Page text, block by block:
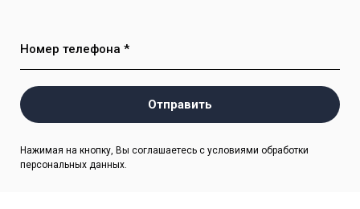
Номер телефона *
Отправить
Нажимая на кнопку, Вы соглашаетесь с условиями обработки
персональных данных.